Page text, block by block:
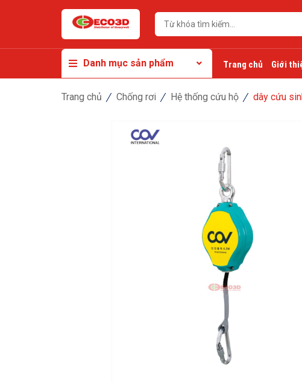
Danh mục sản phẩm Trang chủ Giới
Trang chủ Chống rơi Hệ thống cứu hộ dây cứu